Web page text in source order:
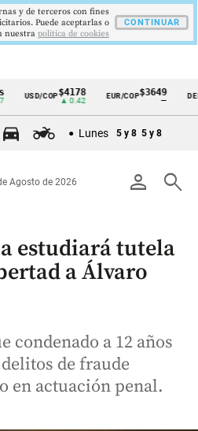
COP$4178
▲ 0.42
EUR/COP$3649
—
Lunes 5 y 8 5 y 8
person search
Agosto de 2026
estudiará tutela
a Álvaro
condenado a 12 años
de fraude
en actuación penal.
y de terceros con fines
Puede aceptarlas o
nuestra politica de cookies
CONTINUAR